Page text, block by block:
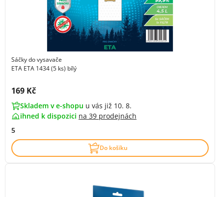
Sáčky do vysavače
ETA ETA 1434 (5 ks) bílý
Cena s DPH:
169 Kč
Skladem v e-shopu u vás již 10. 8.
ihned k dispozici na 39 prodejnách
5
Do košíku